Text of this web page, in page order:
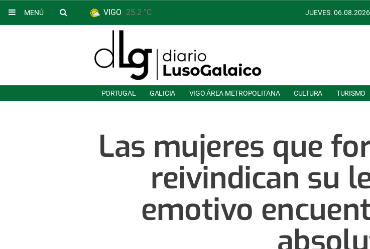
MENÚ VIGO 25.2 °C JUEVES. 06.08.2026
PORTUGAL GALICIA VIGO ÁREA METROPOLITANA CULTURA TURISMO
Las mujeres que
reivindican su
emotivo